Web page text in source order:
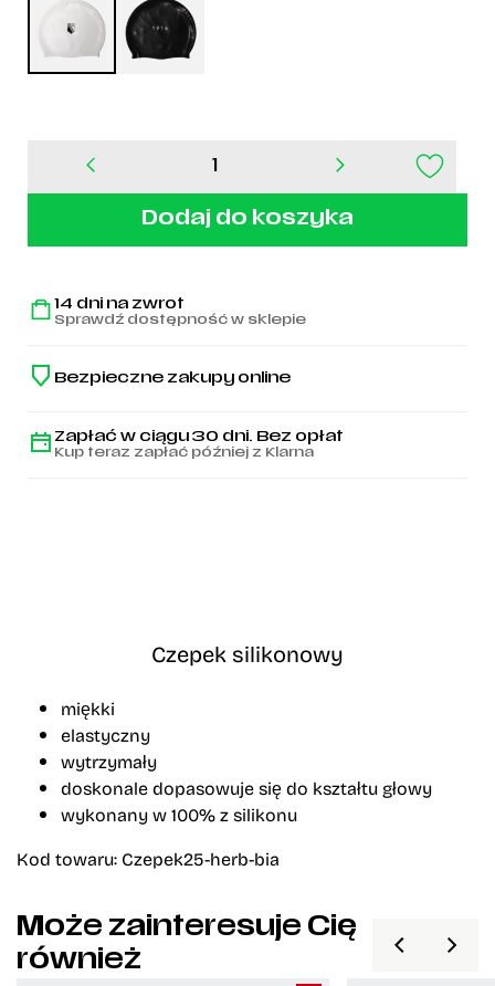
Biały
Dodaj do koszyka
14 dni na zwrot
Sprawdź dostępność w sklepie
Bezpieczne zakupy online
Zapłać w ciągu 30 dni. Bez opłat
Kup teraz zapłać później z Klarna
Czepek silikonowy
miękki
elastyczny
wytrzymały
doskonale dopasowuje się do kształtu głowy
wykonany w 100% z silikonu
Kod towaru: Czepek25-herb-bia
Może zainteresuje Cię
również